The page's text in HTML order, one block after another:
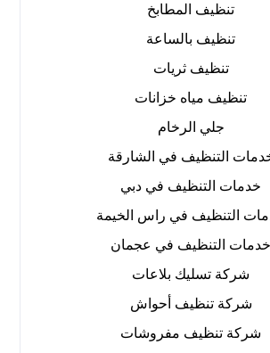
تنظيف المطابخ
تنظيف بالساعة
تنظيف ثريات
تنظيف مياه خزانات
جلي الرخام
التنظيف في الشارقة
خدمات التنظيف في دبي
التنظيف في راس الخيمة
خدمات التنظيف في عجمان
شركة تسليك بلاعات
شركة تنظيف أحواش
شركة تنظيف مفروشات